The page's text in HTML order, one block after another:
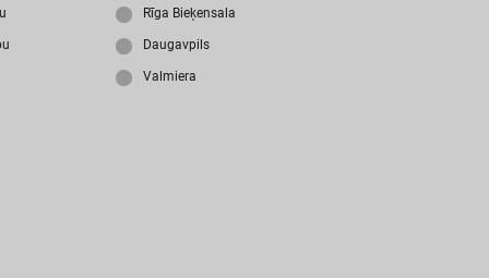
z
id
Rīga Bieķensala
Daugavpils
Valmiera